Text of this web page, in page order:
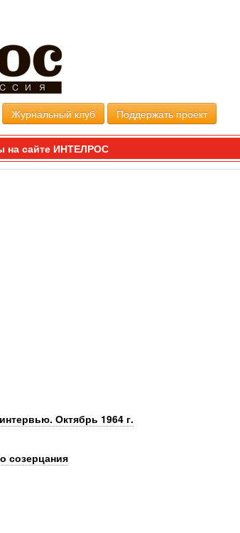
Журнальный клуб Поддержать проект
на сайте ИНТЕЛРОС
Октябрь 1964 г.
созерцания